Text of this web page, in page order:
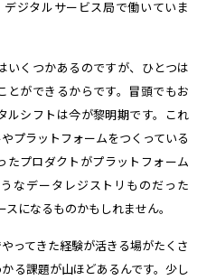
ジタルサービス局で働いていま
いくつかあるのですが、ひとつは
とができるからです。冒頭でもお
ルシフトは今が黎明期です。これ
プラットフォームをつくっている
たプロダクトがプラットフォーム
なデータレジストリものだった
スになるものかもしれません。
ってきた経験が活きる場がたくさ
る課題が山ほどあるんです。少し